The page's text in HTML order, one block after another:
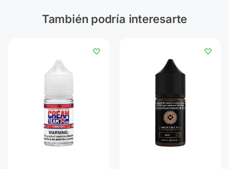
También podría interesarte